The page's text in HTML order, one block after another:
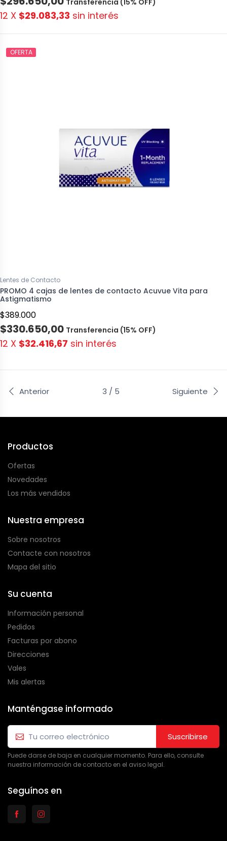
12 X $29.083,33 sin interés
OFERTA
Lentes de Contacto
PROMO 4 cajas de lentes de contacto Acuvue Vita para
Astigmatismo
$389.000
$330.650,00 Transferencia (15% OFF)
12 X $32.416,67 sin interés
Anterior 3 / 5 Siguiente
Productos
Ofertas
Novedades
Los más vendidos
Nuestra empresa
Sobre nosotros
Contacte con nosotros
Mapa del sitio
Su cuenta
Información personal
Pedidos
Facturas por abono
Direcciones
Vales
Mis alertas
Manténgase informado
Suscribirse
Puede darse de baja en cualquier momento. Para ello, consulte
nuestra información de contacto en el aviso legal.
Seguínos en